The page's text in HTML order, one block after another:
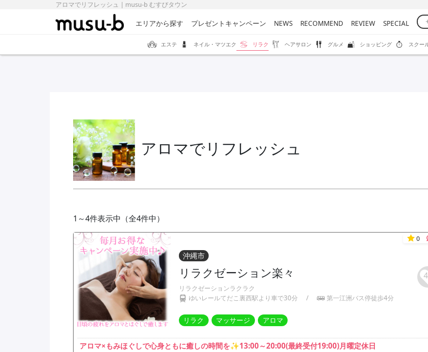
アロマでリフレッシュ | musu-b むすびタウン
エリアから探す プレゼントキャンペーン NEWS RECOMMEND REVIEW SPECIAL
エステ ネイル・マツエク リラク ヘアサロン グルメ ショッピング スクー
アロマでリフレッシュ
1～4件表示中（全4件中）
リラク マッサージ アロマ
沖縄市
0
リラクゼーション楽々
リラクゼーションラクラク
ゆいレールてだこ裏西駅より車で30分
/ 第一江洲バス停徒歩4分
アロマ×もみほぐしで心身ともに癒しの時間を✨13:00～20:00(最終受付19:00)月曜定休日